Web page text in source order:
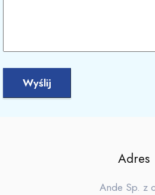
Adres
Ande Sp. z